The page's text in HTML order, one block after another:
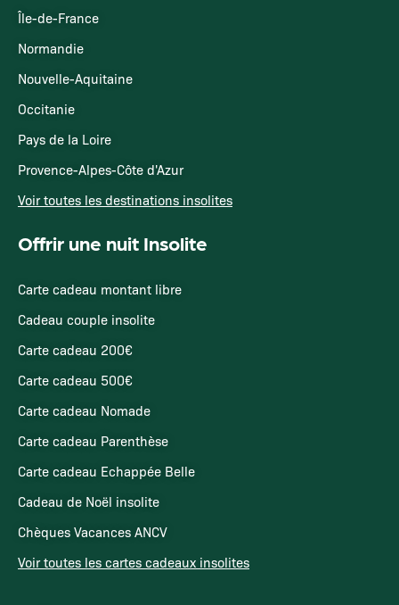
Île-de-France
Normandie
Nouvelle-Aquitaine
Occitanie
Pays de la Loire
Provence-Alpes-Côte d'Azur
Voir toutes les destinations insolites
Offrir une nuit Insolite
Carte cadeau montant libre
Cadeau couple insolite
Carte cadeau 200€
Carte cadeau 500€
Carte cadeau Nomade
Carte cadeau Parenthèse
Carte cadeau Echappée Belle
Cadeau de Noël insolite
Chèques Vacances ANCV
Voir toutes les cartes cadeaux insolites